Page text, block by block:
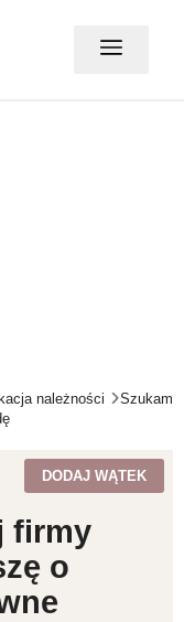
należności
Szukam
DODAJ WĄTEK
firmy
o